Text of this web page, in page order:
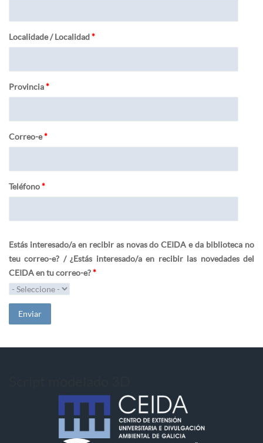
Localidade / Localidad*
Provincia*
Correo-e*
Teléfono*
Estás interesado/a en recibir as novas do CEIDA e da biblioteca no
teu correo-e? / ¿Estás interesado/a en recibir las novedades del
CEIDA en tu correo-e?*